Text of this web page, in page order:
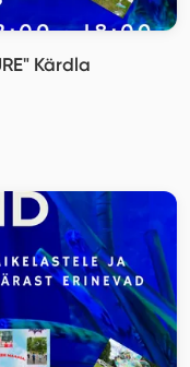
Kärdla